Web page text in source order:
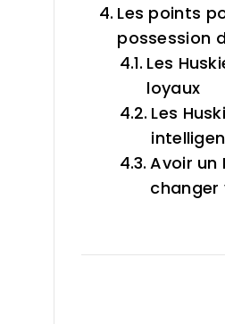
Les points
possession
Les
loyaux
Les
Avoir un
changer